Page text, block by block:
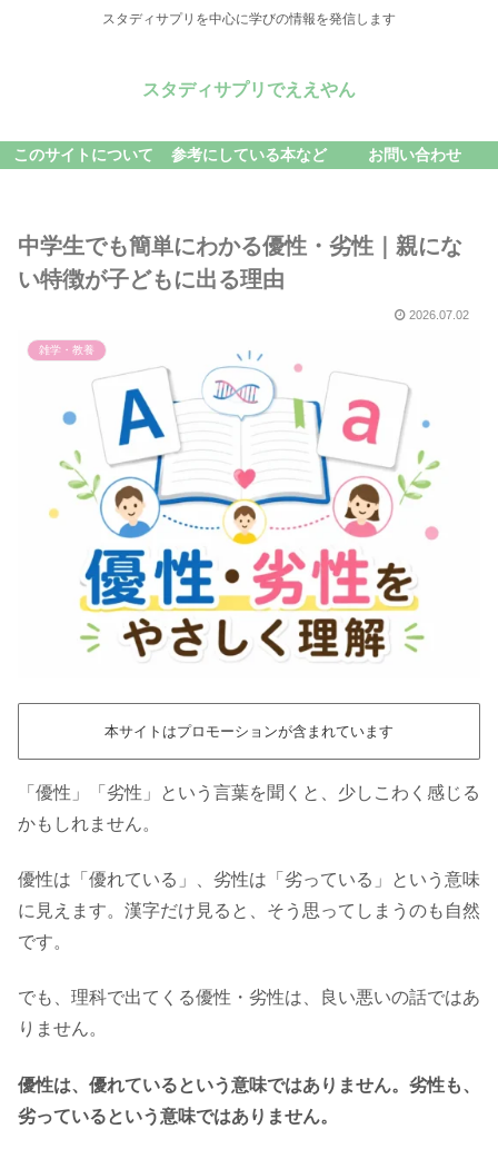
スタディサプリを中心に学びの情報を発信します
スタディサプリでええやん
このサイトについて 参考にしている本など お問い合わせ
中学生でも簡単にわかる優性・劣性｜親にな
い特徴が子どもに出る理由
2026.07.02
雑学・教養
本サイトはプロモーションが含まれています
「優性」「劣性」という言葉を聞くと、少しこわく感じる
かもしれません。
優性は「優れている」、劣性は「劣っている」という意味
に見えます。漢字だけ見ると、そう思ってしまうのも自然
です。
でも、理科で出てくる優性・劣性は、良い悪いの話ではあ
りません。
優性は、優れているという意味ではありません。劣性も、
劣っているという意味ではありません。